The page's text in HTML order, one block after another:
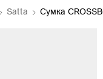
Satta Сумка